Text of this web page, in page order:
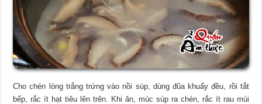
Cho chén lòng trắng trứng vào nồi súp, dùng đũa khuấy đều, rồi tắt
bếp, rắc ít hạt tiêu lên trên. Khi ăn, múc súp ra chén, rắc ít rau mùi